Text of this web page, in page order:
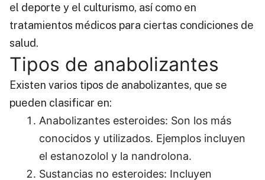
el deporte y el culturismo, así como en
tratamientos médicos para ciertas condiciones de
salud.
Tipos de anabolizantes
Existen varios tipos de anabolizantes, que se
pueden clasificar en:
Anabolizantes esteroides: Son los más
conocidos y utilizados. Ejemplos incluyen
el estanozolol y la nandrolona.
Sustancias no esteroides: Incluyen